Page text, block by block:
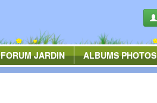
FORUMJARDIN ALBUMSPHOTOS